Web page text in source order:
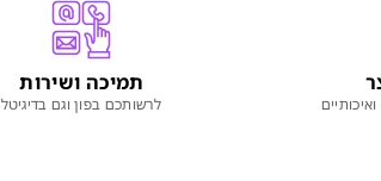
תמיכה ושירות
לרשותכם בפון וגם בדיגיטל